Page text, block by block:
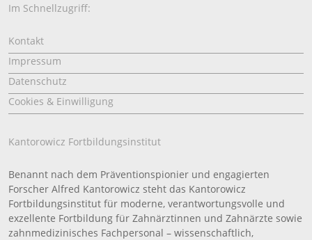
Im Schnellzugriff:
Kontakt
Impressum
Datenschutz
Cookies & Einwilligung
Kantorowicz Fortbildungsinstitut
Benannt nach dem Präventionspionier und engagierten
Forscher Alfred Kantorowicz steht das Kantorowicz
Fortbildungsinstitut für moderne, verantwortungsvolle und
exzellente Fortbildung für Zahnärztinnen und Zahnärzte sowie
zahnmedizinisches Fachpersonal – wissenschaftlich,